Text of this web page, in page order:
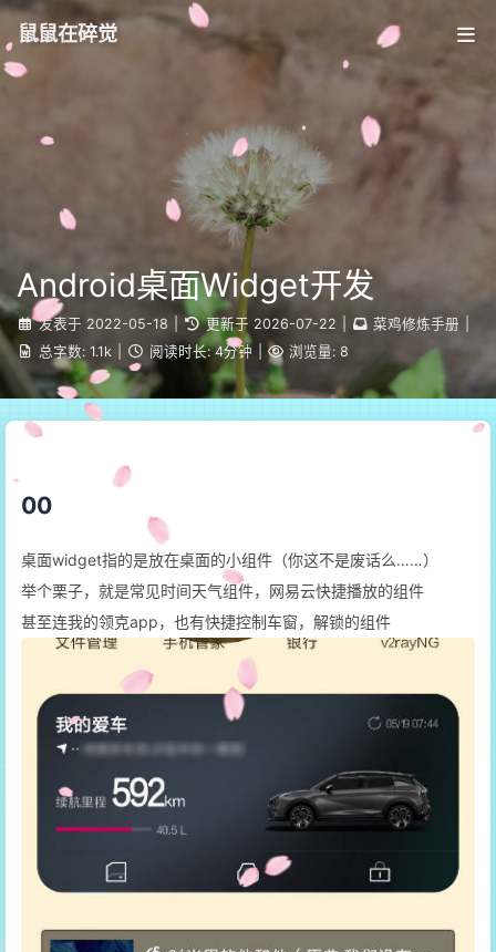
鼠鼠在碎觉
Android桌面Widget开发
发表于 2022-05-18 更新于 2026-07-22 菜鸡修炼手册
总字数: 1.1k 阅读时长: 4分钟 浏览量: 8
00
桌面widget指的是放在桌面的小组件（你这不是废话么……）
举个栗子，就是常见时间天气组件，网易云快捷播放的组件
甚至连我的领克app，也有快捷控制车窗，解锁的组件